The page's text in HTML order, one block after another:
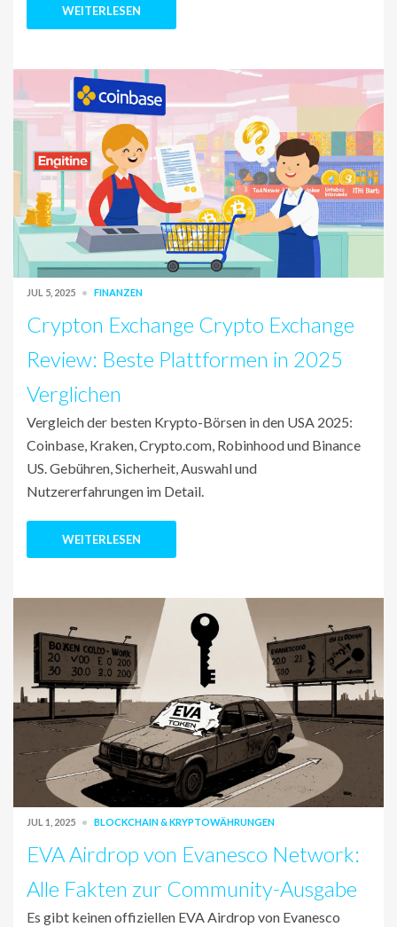
WEITERLESEN
JUL 5, 2025 FINANZEN
Crypton Exchange Crypto Exchange
Review: Beste Plattformen in 2025
Verglichen
Vergleich der besten Krypto-Börsen in den USA 2025:
Coinbase, Kraken, Crypto.com, Robinhood und Binance
US. Gebühren, Sicherheit, Auswahl und
Nutzererfahrungen im Detail.
WEITERLESEN
JUL 1, 2025 BLOCKCHAIN & KRYPTOWÄHRUNGEN
EVA Airdrop von Evanesco Network:
Alle Fakten zur Community-Ausgabe
Es gibt keinen offiziellen EVA Airdrop von Evanesco